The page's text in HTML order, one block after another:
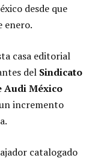
desde que
enero.
casa editorial
del Sindicato
Audi México
incremento
catalogado